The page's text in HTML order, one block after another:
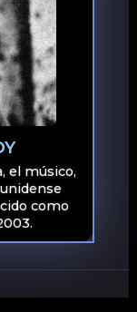
el músico,
como